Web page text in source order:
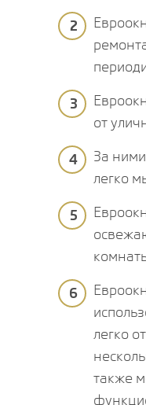
2
3
от
4
За
легко
5
6
легко
также